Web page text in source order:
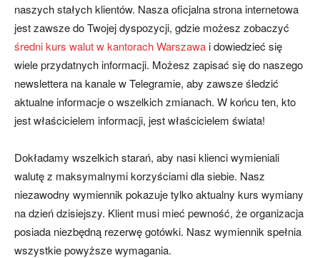
naszych stałych klientów. Nasza oficjalna strona internetowa
jest zawsze do Twojej dyspozycji, gdzie możesz zobaczyć
średni kurs walut w kantorach Warszawai dowiedzieć się
wiele przydatnych informacji. Możesz zapisać się do naszego
newslettera na kanale w Telegramie, aby zawsze śledzić
aktualne informacje o wszelkich zmianach. W końcu ten, kto
jest właścicielem informacji, jest właścicielem świata!
Dokładamy wszelkich starań, aby nasi klienci wymieniali
walutę z maksymalnymi korzyściami dla siebie. Nasz
niezawodny wymiennik pokazuje tylko aktualny kurs wymiany
na dzień dzisiejszy. Klient musi mieć pewność, że organizacja
posiada niezbędną rezerwę gotówki. Nasz wymiennik spełnia
wszystkie powyższe wymagania.